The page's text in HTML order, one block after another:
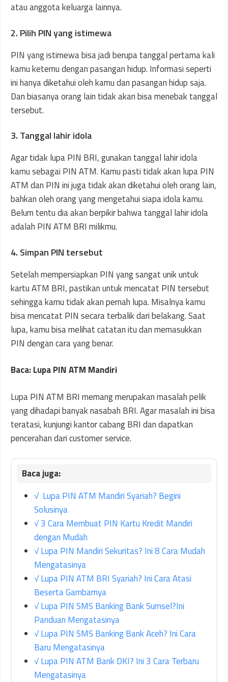
atau anggota keluarga lainnya.
2. Pilih PIN yang istimewa
PIN yang istimewa bisa jadi berupa tanggal pertama kali
kamu ketemu dengan pasangan hidup. Informasi seperti
ini hanya diketahui oleh kamu dan pasangan hidup saja.
Dan biasanya orang lain tidak akan bisa menebak tanggal
tersebut.
3. Tanggal lahir idola
Agar tidak lupa PIN BRI, gunakan tanggal lahir idola
kamu sebagai PIN ATM. Kamu pasti tidak akan lupa PIN
ATM dan PIN ini juga tidak akan diketahui oleh orang lain,
bahkan oleh orang yang mengetahui siapa idola kamu.
Belum tentu dia akan berpikir bahwa tanggal lahir idola
adalah PIN ATM BRI milikmu.
4. Simpan PIN tersebut
Setelah mempersiapkan PIN yang sangat unik untuk
kartu ATM BRI, pastikan untuk mencatat PIN tersebut
sehingga kamu tidak akan pernah lupa. Misalnya kamu
bisa mencatat PIN secara terbalik dari belakang. Saat
lupa, kamu bisa melihat catatan itu dan memasukkan
PIN dengan cara yang benar.
Baca: Lupa PIN ATM Mandiri
Lupa PIN ATM BRI memang merupakan masalah pelik
yang dihadapi banyak nasabah BRI. Agar masalah ini bisa
teratasi, kunjungi kantor cabang BRI dan dapatkan
pencerahan dari customer service.
√ Lupa PIN ATM Mandiri Syariah? Begini
Solusinya
√ 3 Cara Membuat PIN Kartu Kredit Mandiri
dengan Mudah
√ Lupa PIN Mandiri Sekuritas? Ini 8 Cara Mudah
Mengatasinya
√ Lupa PIN ATM BRI Syariah? Ini Cara Atasi
Beserta Gambarnya
√ Lupa PIN SMS Banking Bank Sumsel?Ini
Panduan Mengatasinya
√ Lupa PIN SMS Banking Bank Aceh? Ini Cara
Baru Mengatasinya
√ Lupa PIN ATM Bank DKI? Ini 3 Cara Terbaru
Mengatasinya